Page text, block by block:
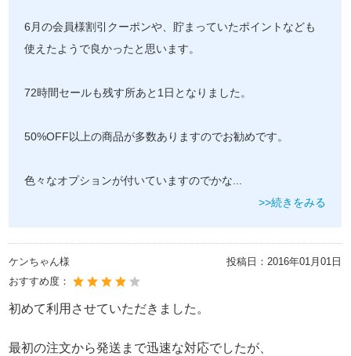
6月の会員様割引クーポンや、貯まっていたポイントなども
使えたようで良かったと思います。
72時間セールも残す所あと1日となりました。
50%OFF以上の商品が多数ありますのでお勧めです。
色々なオプションが付いていますのでかな...
>>続きをみる
ケンちゃん様 投稿日：2016年01月01日
おすすめ度：
初めて利用させていただきました。
最初の注文から発送まで迅速な対応でしたが、